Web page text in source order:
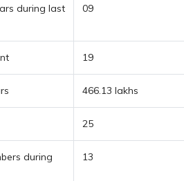
during last
09
19
466.13 lakhs
25
during
13